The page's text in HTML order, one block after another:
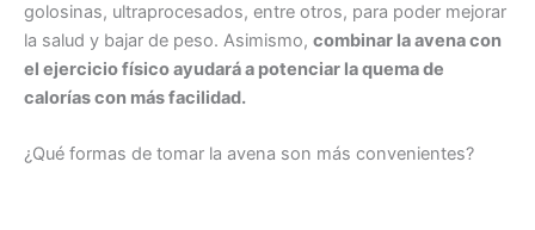
golosinas, ultraprocesados, entre otros, para poder mejorar
la salud y bajar de peso. Asimismo, combinar la avena con
el ejercicio físico ayudará a potenciar la quema de
calorías con más facilidad.
¿Qué formas de tomar la avena son más convenientes?